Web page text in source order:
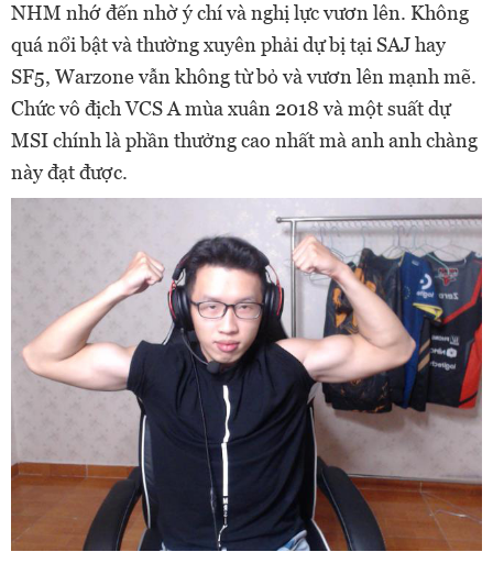
NHM nhớ đến nhờ ý chí và nghị lực vươn lên. Không
quá nổi bật và thường xuyên phải dự bị tại SAJ hay
SF5, Warzone vẫn không từ bỏ và vươn lên mạnh mẽ.
Chức vô địch VCS A mùa xuân 2018 và một suất dự
MSI chính là phần thưởng cao nhất mà anh anh chàng
này đạt được.